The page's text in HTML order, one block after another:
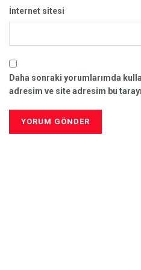
İnternet sitesi
Daha sonraki yorumlarımda
adresim ve site adresim bu